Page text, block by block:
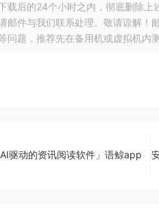
载后的24个小时之内，彻底删除
邮件与我们联系处理。敬请谅解
问题，推荐先在备用机或虚拟机内
驱动的资讯阅读软件」语鲸app